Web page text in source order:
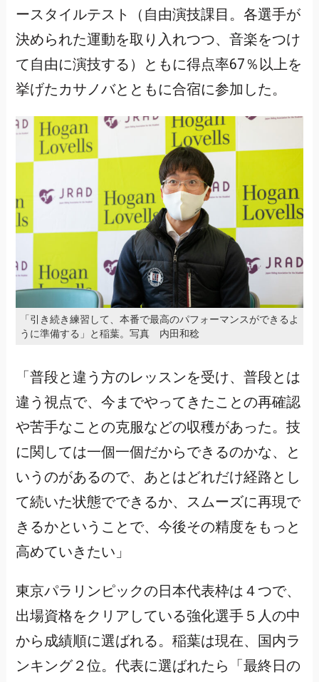
ースタイルテスト（自由演技課目。各選手が
決められた運動を取り入れつつ、音楽をつけ
て自由に演技する）ともに得点率67％以上を
挙げたカサノバとともに合宿に参加した。
「引き続き練習して、本番で最高のパフォーマンスができるよ
うに準備する」と稲葉。写真 内田和稔
「普段と違う方のレッスンを受け、普段とは
違う視点で、今までやってきたことの再確認
や苦手なことの克服などの収穫があった。技
に関しては一個一個だからできるのかな、と
いうのがあるので、あとはどれだけ経路とし
て続いた状態でできるか、スムーズに再現で
きるかということで、今後その精度をもっと
高めていきたい」
東京パラリンピックの日本代表枠は４つで、
出場資格をクリアしている強化選手５人の中
から成績順に選ばれる。稲葉は現在、国内ラ
ンキング２位。代表に選ばれたら「最終日の